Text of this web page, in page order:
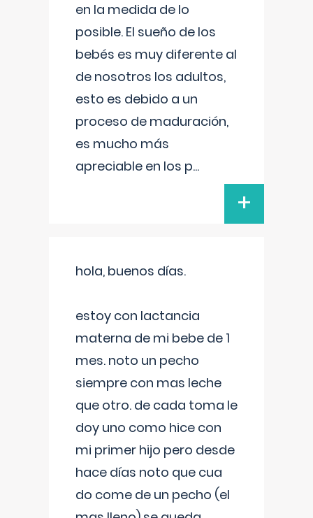
en la medida de lo
posible. El sueño de los
bebés es muy diferente al
de nosotros los adultos,
esto es debido a un
proceso de maduración,
es mucho más
apreciable en los p...
+
hola, buenos días.
estoy con lactancia
materna de mi bebe de 1
mes. noto un pecho
siempre con mas leche
que otro. de cada toma le
doy uno como hice con
mi primer hijo pero desde
hace días noto que cua
do come de un pecho (el